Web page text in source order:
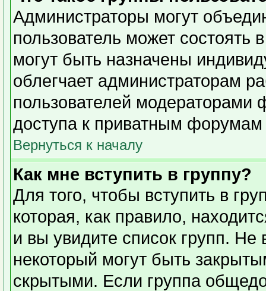
Администраторы могут
пользователь может состоять
могут быть назначены
облегчает администраторам
пользователей
доступа к приватным форумам
Вернуться к началу
Как мне вступить в группу?
Для того, чтобы вступить в
которая, как правило,
и вы увидите список групп. Не
некоторый могут быть
скрытыми. Если группа